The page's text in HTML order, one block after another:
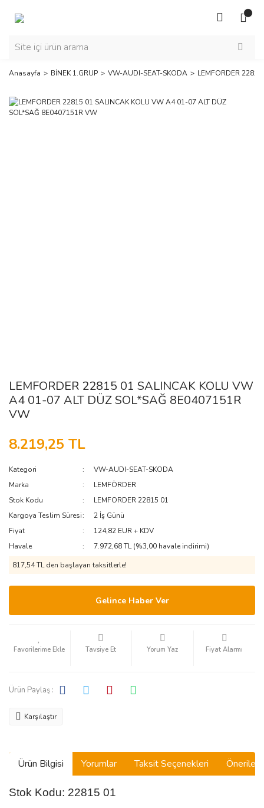
Anasayfa BİNEK 1.GRUP VW-AUDI-SEAT-SKODA LEMFORDER
LEMFORDER 22815 01 SALINCAK KOLU VW
A4 01-07 ALT DÜZ SOL*SAĞ 8E0407151R
VW
8.219,25 TL
Kategori
VW-AUDI-SEAT-SKODA
Marka
LEMFÖRDER
Stok Kodu
LEMFORDER 22815 01
Kargoya Teslim Süresi
2 İş Günü
Fiyat
124,82 EUR + KDV
Havale
7.972,68 TL (%3,00 havale indirimi)
817,54 TL den başlayan taksitlerle!
Gelince Haber Ver
Tavsiye Et Yorum Yaz Fiyat Alarmı
Ürün Paylaş :
Karşılaştır
Ürün Bilgisi Yorumlar Taksit Seçenekleri
Stok Kodu: 22815 01